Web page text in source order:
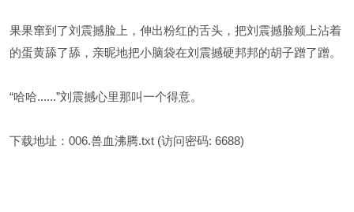
果果窜到了刘震撼脸上，伸出粉红的舌头，把刘震撼脸颊上沾着
的蛋黄舔了舔，亲昵地把小脑袋在刘震撼硬邦邦的胡子蹭了蹭。
“哈哈......”刘震撼心里那叫一个得意。
下载地址： 006.兽血沸腾.txt (访问密码: 6688)